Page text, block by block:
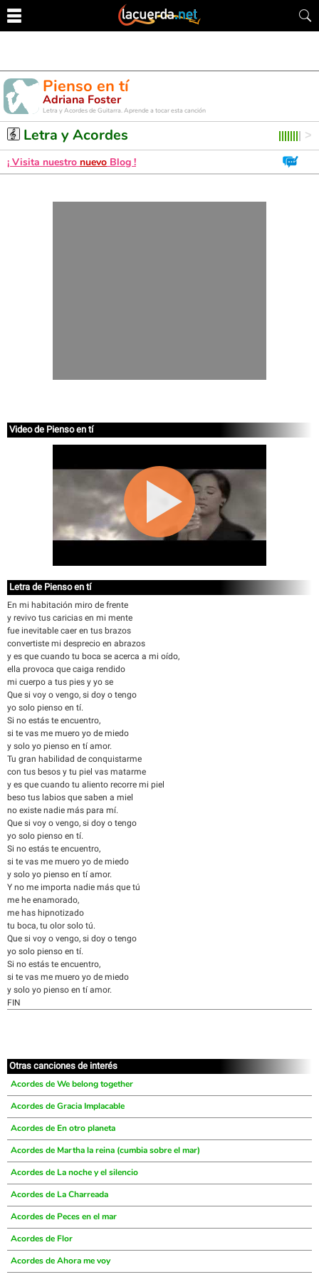
Pienso en tí
Adriana Foster
Letra y Acordes de Guitarra. Aprende a tocar esta canción
Letra y Acordes
¡ Visita nuestro nuevo Blog !
Video de Pienso en tí
Letra de Pienso en tí
En mi habitación miro de frente
y revivo tus caricias en mi mente
fue inevitable caer en tus brazos
convertiste mi desprecio en abrazos
y es que cuando tu boca se acerca a mi oído,
ella provoca que caiga rendido
mi cuerpo a tus pies y yo se
Que si voy o vengo, si doy o tengo
yo solo pienso en tí.
Si no estás te encuentro,
si te vas me muero yo de miedo
y solo yo pienso en tí amor.
Tu gran habilidad de conquistarme
con tus besos y tu piel vas matarme
y es que cuando tu aliento recorre mi piel
beso tus labios que saben a miel
no existe nadie más para mí.
Que si voy o vengo, si doy o tengo
yo solo pienso en tí.
Si no estás te encuentro,
si te vas me muero yo de miedo
y solo yo pienso en tí amor.
Y no me importa nadie más que tú
me he enamorado,
me has hipnotizado
tu boca, tu olor solo tú.
Que si voy o vengo, si doy o tengo
yo solo pienso en tí.
Si no estás te encuentro,
si te vas me muero yo de miedo
y solo yo pienso en tí amor.
FIN
Otras canciones de interés
Acordes de We belong together
Acordes de Gracia Implacable
Acordes de En otro planeta
Acordes de Martha la reina (cumbia sobre el mar)
Acordes de La noche y el silencio
Acordes de La Charreada
Acordes de Peces en el mar
Acordes de Flor
Acordes de Ahora me voy